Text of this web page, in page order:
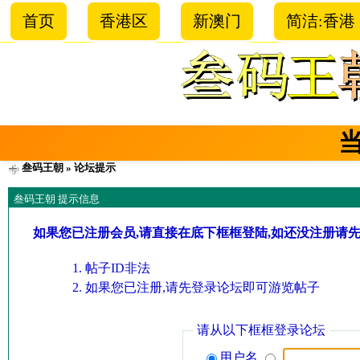
首页 香港区 新澳门 简洁:香港
叁码王朝 » 论坛提示
叁码王朝 提示信息
如果您已注册会员,请直接在底下框框登陆,如还没注册请
帖子ID非法
如果您已注册,请先登录论坛即可游览帖子
请从以下框框登录论坛
用户名